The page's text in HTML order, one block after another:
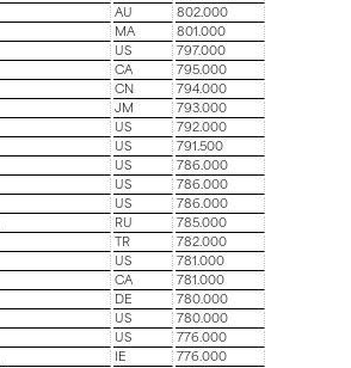
AU
802.000
MA
801.000
US
797.000
CA
795.000
CN
794.000
JM
793.000
US
792.000
US
791.500
US
786.000
US
786.000
US
786.000
RU
785.000
TR
782.000
US
781.000
CA
781.000
DE
780.000
US
780.000
US
776.000
IE
776.000